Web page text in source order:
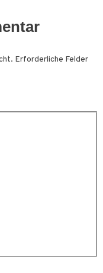
Erforderliche Felder